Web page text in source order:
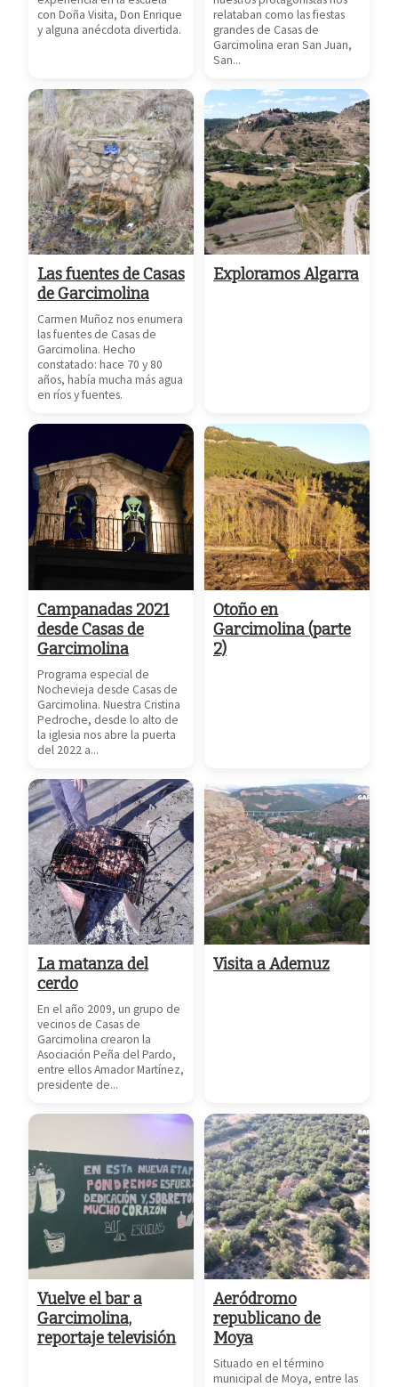
con Doña Visita, Don Enrique
y alguna anécdota divertida.
relataban como las fiestas
grandes de Casas de
Garcimolina eran San Juan,
San...
Las fuentes de Casas
de Garcimolina
Carmen Muñoz nos enumera
las fuentes de Casas de
Garcimolina. Hecho
constatado: hace 70 y 80
años, había mucha más agua
en ríos y fuentes.
Exploramos Algarra
Campanadas 2021
desde Casas de
Garcimolina
Programa especial de
Nochevieja desde Casas de
Garcimolina. Nuestra Cristina
Pedroche, desde lo alto de
la iglesia nos abre la puerta
del 2022 a...
Otoño en
Garcimolina (parte
2)
La matanza del
cerdo
En el año 2009, un grupo de
vecinos de Casas de
Garcimolina crearon la
Asociación Peña del Pardo,
entre ellos Amador Martínez,
presidente de...
Visita a Ademuz
Vuelve el bar a
Garcimolina,
reportaje televisión
Aeródromo
republicano de
Moya
Situado en el término
municipal de Moya, entre las